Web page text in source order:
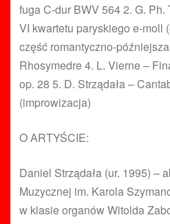
fuga C-dur BWV 564 2. G.
VI kwartetu paryskiego e-moll
część romantyczno-
Rhosymedre 4. L. Vierne –
op. 28 5. D. Strządała –
(improwizacja)
O ARTYŚCIE:
Daniel Strządała (ur. 1995) –
Muzycznej im. Karola
w klasie organów Witolda